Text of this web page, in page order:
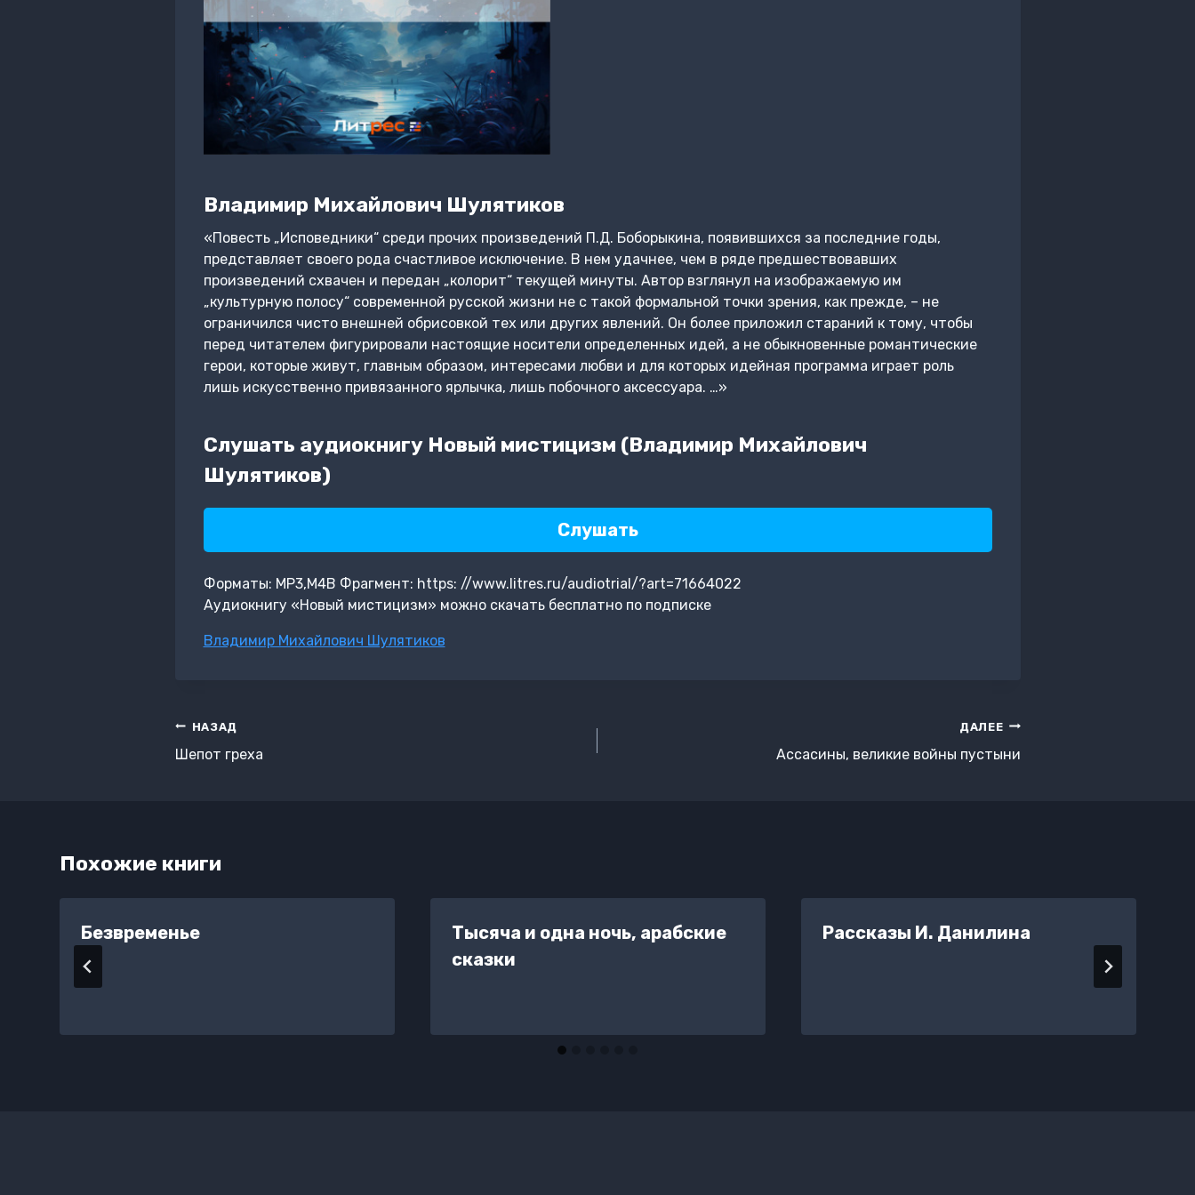
Владимир Михайлович Шулятиков
«Повесть „Исповедники“ среди прочих произведений П.Д. Боборыкина, появившихся за последние годы,
представляет своего рода счастливое исключение. В нем удачнее, чем в ряде предшествовавших
произведений схвачен и передан „колорит“ текущей минуты. Автор взглянул на изображаемую им
„культурную полосу“ современной русской жизни не с такой формальной точки зрения, как прежде, – не
ограничился чисто внешней обрисовкой тех или других явлений. Он более приложил стараний к тому, чтобы
перед читателем фигурировали настоящие носители определенных идей, а не обыкновенные романтические
герои, которые живут, главным образом, интересами любви и для которых идейная программа играет роль
лишь искусственно привязанного ярлычка, лишь побочного аксессуара. …»
Слушать аудиокнигу Новый мистицизм (Владимир Михайлович
Шулятиков)
Слушать
Форматы: MP3,M4B Фрагмент: https: //www.litres.ru/audiotrial/?art=71664022
Аудиокнигу «Новый мистицизм» можно скачать бесплатно по подписке
Метки
Владимир Михайлович Шулятиков
Навигация
по
НАЗАД
Шепот греха
ДАЛЕЕ
Ассасины, великие войны пустыни
Похожие книги
Безвременье
Тысяча и одна ночь, арабские
сказки
Рассказы И. Данилина